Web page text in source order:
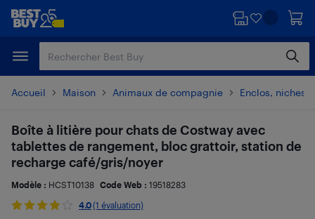
Passer
principal
Passer
Accueil Maison Animaux de compagnie Enclos, niches
Boîte à litière pour chats de Costway avec
tablettes de rangement, bloc grattoir, station de
recharge café/gris/noyer
Modèle : HCST10138 Code Web : 19518283
4.0(1 évaluation)